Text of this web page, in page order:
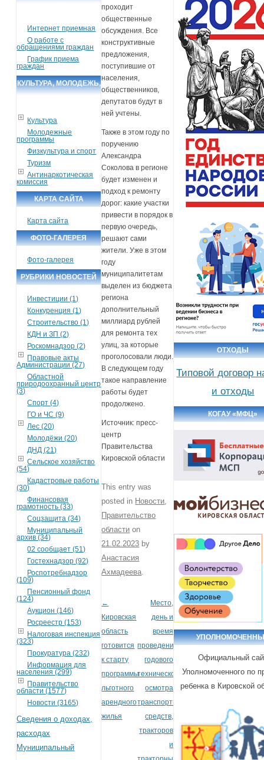
Интернет приемная
О работе с
обращениями граждан
График приема
граждан
КУЛЬТУРА, МОЛОДЕЖЬ,
Культура
Молодежные
программы
Физкультура и спорт
Туризм
Антинаркотическая
комиссия
КАРТА САЙТА
Карта сайта
ФОТО-ГАЛЕРЕЯ
Фото-галерея
РУБРИКИ НОВОСТЕЙ
Инвестиции (1)
Конкуренция (1)
Строительство (1)
КДН и ЗП (2)
Роскомнадзор (2)
Правовые акты
Администрации (27)
Областной
природоохранный центр
(3)
Спорт (4)
ГО и ЧС (9)
Лес (20)
Молодёжи (20)
ДНД (21)
Сельское хозяйство
(54)
Кадастровые работы
(30)
Финансовая
грамотность (33)
Соцзащита (34)
Муниципальный
архив (34)
02 сообщает (51)
Гостехнадзор (92)
Роспотребнадзор
(109)
Пенсионный фонд
(124)
Аукцион (146)
Росреестр (153)
Налоговая инспекция
(323)
Прокуратура (232)
Информация для
населения (299)
Правительство
области (1577)
Новости (3165)
Сведения о доходах,
расходах
Муниципальный
проходит
общественные
обсуждения. Все
конструктивные
предложения,
поступившие от
населения,
общественников,
депутатов будут в
ней учтены.
Также в этом году по
поручению
Александра
Соколова в регионе
будет изменен и
подход к ремонту
дорог: какие участки
привести в порядок в
первую очередь,
решают сами
жители. Уже в этом
году
муниципалитетам
выделен из бюджета
региона
дополнительный
миллиард рублей
для ремонта тех
улиц, за которые
проголосовали люди.
В следующем году
такое направление
работы будет
продолжено.
Источник: пресс-
центр
Правительства
Кировской области
This entry was
posted in Новости,
Правительство
области on
21.02.2023 by
Анастасия
Ахмадеева.
Post navigation
←
Кировская
область
готовится
к старту
программы
льготного
арендного
жилья
Место,
день и
время
проведения
годового
технического
осмотра
транспортных
средств,
тракторов
и
ОТХОДЫ
Типовой договор
и отходы
КОГАУ «МФЦ»
Официальный
Уполномоченного по
ребенка в Кировской